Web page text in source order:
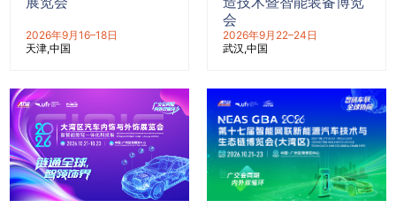
2026年9月16–18日
天津 中国
会
2026年9月22–24日
武汉 中国